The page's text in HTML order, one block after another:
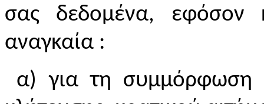
σας δεδομένα, εφόσον
αναγκαία :
α) για τη συμμόρφωση